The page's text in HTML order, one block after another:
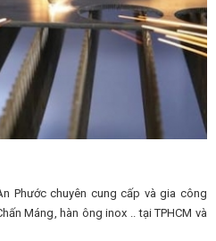
Phước chuyên cung cấp và gia công
Máng, hàn ông inox .. tại TPHCM và